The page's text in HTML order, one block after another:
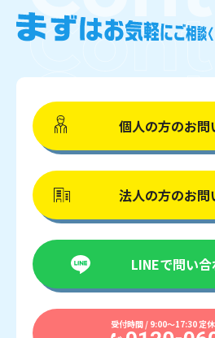
個人の方のお問
法人の方のお問
LINEで問い
受付時間 / 9:00〜17:30 定